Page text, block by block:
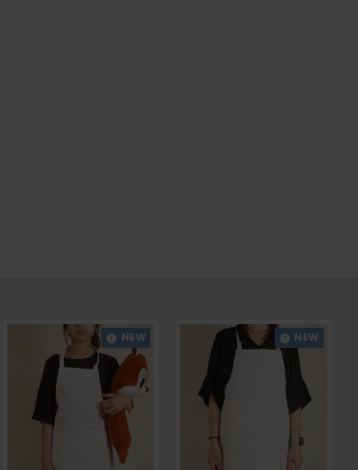
NEW NEW